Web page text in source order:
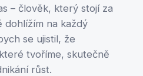
– člověk, který stojí za
dohlížím na každý
se ujistil, že
tvoříme, skutečně
růst.